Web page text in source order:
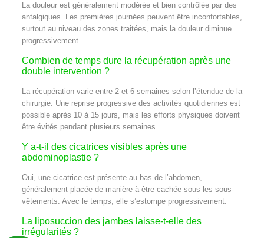
La douleur est généralement modérée et bien contrôlée par des
antalgiques. Les premières journées peuvent être inconfortables,
surtout au niveau des zones traitées, mais la douleur diminue
progressivement.
Combien de temps dure la récupération après une
double intervention ?
La récupération varie entre 2 et 6 semaines selon l’étendue de la
chirurgie. Une reprise progressive des activités quotidiennes est
possible après 10 à 15 jours, mais les efforts physiques doivent
être évités pendant plusieurs semaines.
Y a-t-il des cicatrices visibles après une
abdominoplastie ?
Oui, une cicatrice est présente au bas de l’abdomen,
généralement placée de manière à être cachée sous les sous-
vêtements. Avec le temps, elle s’estompe progressivement.
La liposuccion des jambes laisse-t-elle des
irrégularités ?